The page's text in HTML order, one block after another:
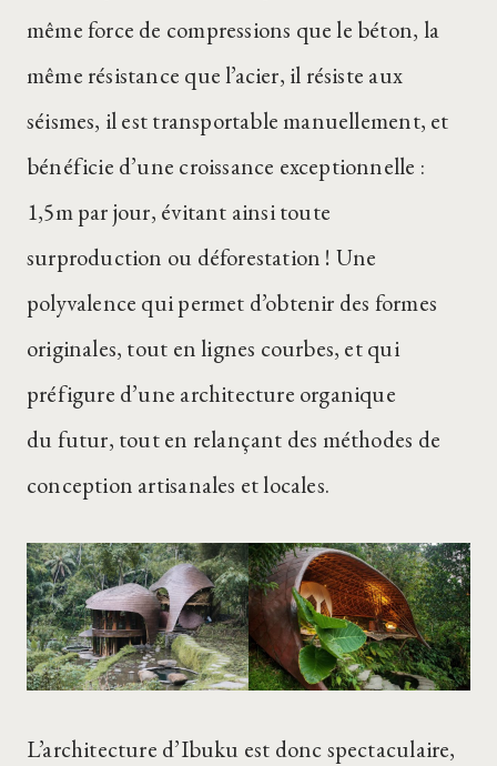
même force de compressions que le béton, la
même résistance que l’acier, il résiste aux
séismes, il est transportable manuellement, et
bénéficie d’une croissance exceptionnelle :
1,5m par jour, évitant ainsi toute
surproduction ou déforestation ! Une
polyvalence qui permet d’obtenir des formes
originales, tout en lignes courbes, et qui
préfigure d’une architecture organique
du futur, tout en relançant des méthodes de
conception artisanales et locales.
L’architecture d’Ibuku est donc spectaculaire,